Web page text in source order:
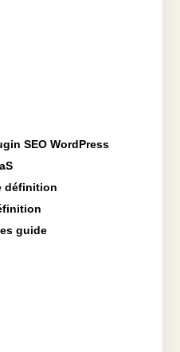
SEO WordPress
définition
guide